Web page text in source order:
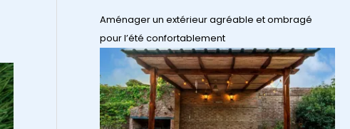
Aménager un extérieur agréable et ombragé
pour l’été confortablement